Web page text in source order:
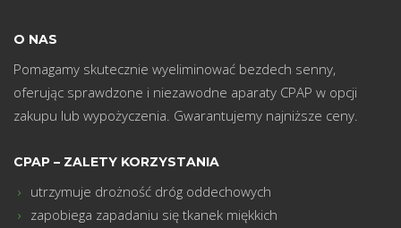
O NAS
Pomagamy skutecznie wyeliminować bezdech senny,
oferując sprawdzone i niezawodne aparaty CPAP w opcji
zakupu lub wypożyczenia. Gwarantujemy najniższe ceny.
CPAP – ZALETY KORZYSTANIA
utrzymuje drożność dróg oddechowych
zapobiega zapadaniu się tkanek miękkich